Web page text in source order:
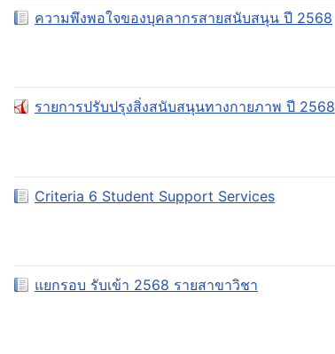
ความพึงพอใจของบุคลากรสายสนับสนุน ปี 2568
รายการปรับปรุงสิ่งสนับสนุนทางกายภาพ ปี 2568
Criteria 6 Student Support Services
แยกรอบ รับเข้า 2568 รายสาขาวิชา